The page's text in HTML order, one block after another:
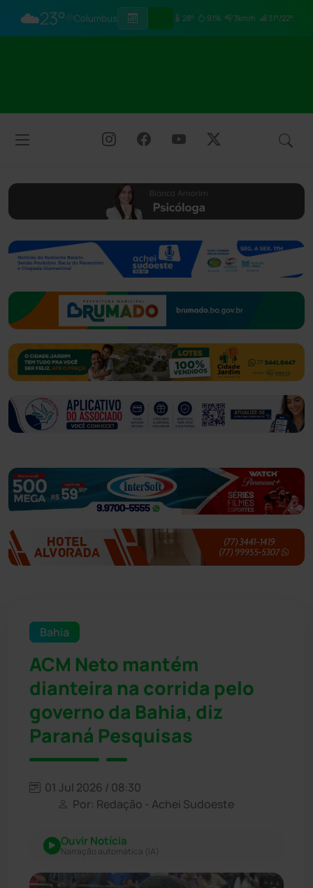
☁️23° Columbus 28° 91% 3km/h 31°/22°
Bahia
ACM Neto mantém
dianteira na corrida pelo
governo da Bahia, diz
Paraná Pesquisas
01 Jul 2026 / 08:30
Por: Redação - Achei Sudoeste
Ouvir Notícia
Narração automática (IA)